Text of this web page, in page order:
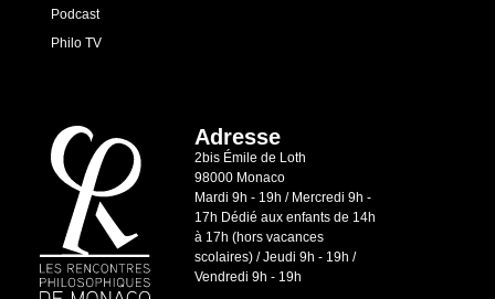
Podcast
Philo TV
Adresse
2bis Émile de Loth
98000 Monaco
Mardi 9h - 19h / Mercredi 9h -
17h Dédié aux enfants de 14h
à 17h (hors vacances
scolaires) / Jeudi 9h - 19h /
Vendredi 9h - 19h